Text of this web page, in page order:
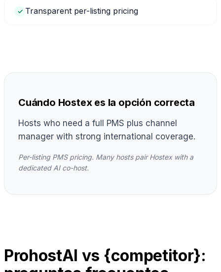
✓ Transparent per-listing pricing
Cuándo Hostex es la opción correcta
Hosts who need a full PMS plus channel
manager with strong international coverage.
Per-listing PMS pricing. Many hosts pair Hostex with a
dedicated AI co-host.
ProhostAI vs {competitor}: